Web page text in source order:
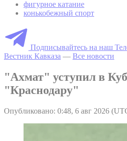
фигурное катание
конькобежный спорт
Подписывайтесь на наш
Вестник Кавказа — Все новости
"Ахмат" уступил в
"Краснодару"
Опубликовано: 0:48, 6 авг 2026